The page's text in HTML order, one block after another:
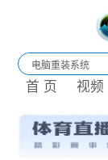
首 页 视频